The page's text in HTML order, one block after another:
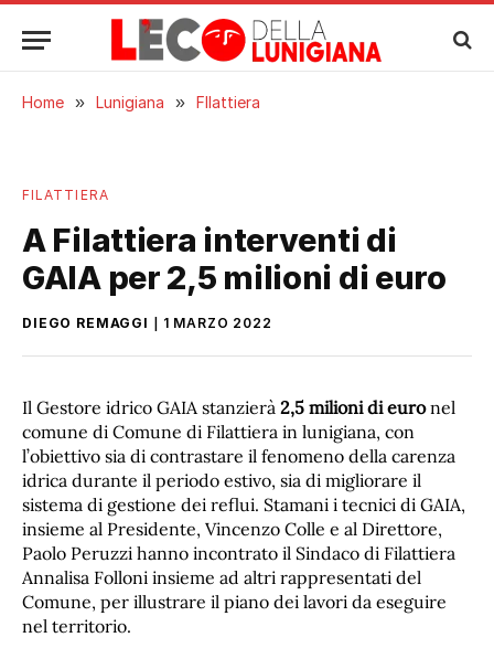
Home » Lunigiana » FIlattiera
FILATTIERA
A Filattiera interventi di
GAIA per 2,5 milioni di euro
DIEGO REMAGGI 1 MARZO 2022
Il Gestore idrico GAIA stanzierà 2,5 milioni di euronel
comune di Comune di Filattiera in lunigiana, con
l’obiettivo sia di contrastare il fenomeno della carenza
idrica durante il periodo estivo, sia di migliorare il
sistema di gestione dei reflui. Stamani i tecnici di GAIA,
insieme al Presidente, Vincenzo Colle e al Direttore,
Paolo Peruzzi hanno incontrato il Sindaco di Filattiera
Annalisa Folloni insieme ad altri rappresentati del
Comune, per illustrare il piano dei lavori da eseguire
nel territorio.